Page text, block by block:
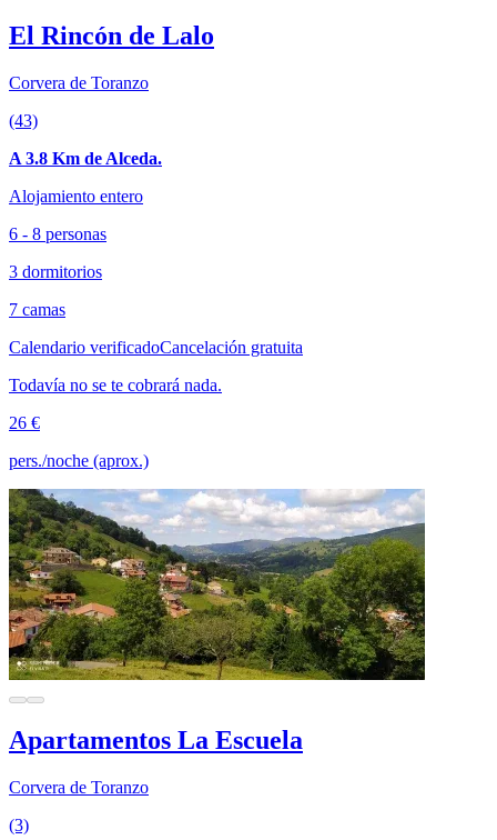
El Rincón de Lalo
Corvera de Toranzo
(43)
A 3.8 Km de Alceda.
Alojamiento entero
6 - 8 personas
3 dormitorios
7 camas
Calendario verificadoCancelación gratuita
Todavía no se te cobrará nada.
26 €
pers./noche (aprox.)
Apartamentos La Escuela
Corvera de Toranzo
(3)